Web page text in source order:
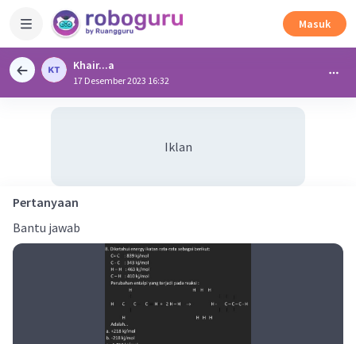
Masuk
Khair...a
17 Desember 2023 16:32
Iklan
Pertanyaan
Bantu jawab